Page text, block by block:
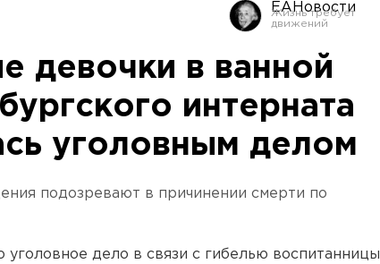
ЕАНовости
девочки в ванной
интерната
уголовным делом
подозревают в причинении смерти по
уголовное дело в связи с гибелью воспитанницы